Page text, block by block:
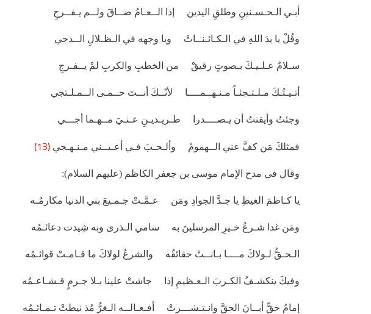
أبـي الـحـسـنينِ وطلقِ اليدين إذا الــعـامُ ضــاقَ ولــم يـفــرجِ
وقُلْ يا يدَ اللهِ في الـكـائـنــاتْ ويا وجهه في الـظـلالِ الــدجي
سـلامٌ عـلـيـكَ بـصوتٍ رقيقْ من الخطبِ والكربِ لمْ يــفـرجِ
أتـيـتُـكَ مـلـتـجئـاً مـنـهــمــــا لأنّــكَ أنــتَ حــمـى الــمـلـتجي
وجئتُ وأيقنتُ أن يـصــــدرا طـريـديـنِ عـنـيَ مــهـما أجـــي
فمثلكَ مَن كفَّ عني الــهمومْ وألـحـبَ فـي أعـيــني مـنـهـجي (13)
وقال في مدح الإمام موسى بن جعفر الكاظم (عليهم السلام):
يا كـاظمَ الغيظِ يا جـدَّ الجوادِ ومَن عـمَّـتْ جـمـيعَ بني الدنيا مكارمُـه
ومَن غدا شـرعُ خـيرِ المرسلينَ به سامي الـذرى وبه شِيدت دعائـمُه
الـحـقُّ لـولاكَ مــــا بـانــتْ حقائقُه والشرعُ لولاكَ ما قـامـتْ قوائـمُه
وفيكَ ينكشـفُ الكـربَ الـعـظيمِ إذا جاشتْ علينا بـلا جـرمٍ قـشـاعـمُه
إمامُ حقٍّ أبــانَ الحقَّ وانـتـشـــرتْ أفـعـالــه الـغرُّ مُذ نيطتْ تـمـائـمُه